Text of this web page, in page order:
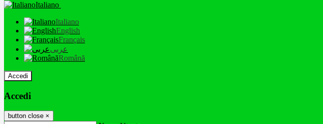
Italiano
Italiano
English
Français
عربى
Română
Accedi
Accedi
button close ×